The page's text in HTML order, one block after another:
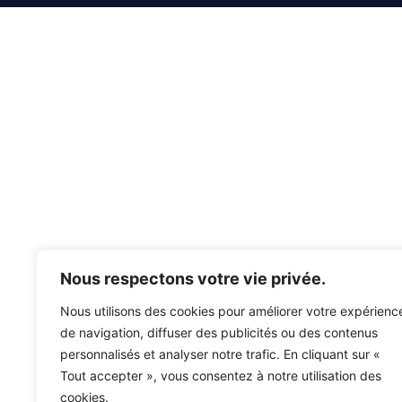
Nous respectons votre vie privée.
Nous utilisons des cookies pour améliorer votre
de navigation, diffuser des publicités ou des contenus
personnalisés et analyser notre trafic. En cliquant sur «
Tout accepter », vous consentez à notre utilisation des
cookies.